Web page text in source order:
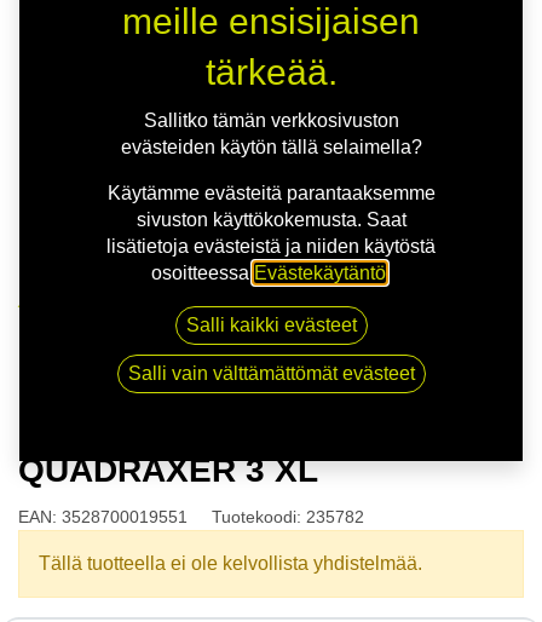
175/55R15 77H KLEBER QUADRAXER 3 XL
QUADRAXER 3 XL
EAN: 3528700019551 Tuotekoodi: 235782
Tällä tuotteella ei ole kelvollista yhdistelmää.
meille ensisijaisen
tärkeää.
Sallitko tämän verkkosivuston
evästeiden käytön tällä selaimella?
Käytämme evästeitä parantaaksemme
sivuston käyttökokemusta. Saat
lisätietoja evästeistä ja niiden käytöstä
osoitteessa Evästekäytäntö
Salli kaikki evästeet
Salli vain välttämättömät evästeet